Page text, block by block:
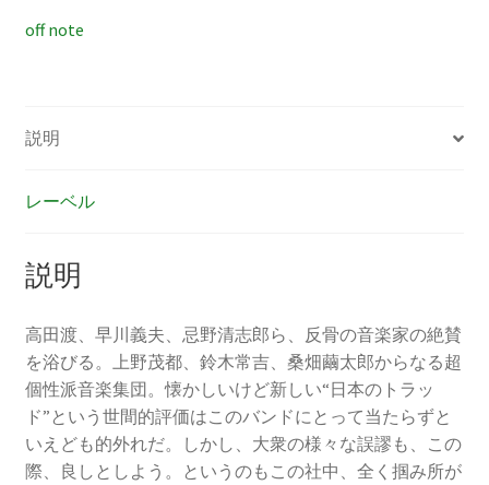
個
off note
説明
レーベル
説明
高田渡、早川義夫、忌野清志郎ら、反骨の音楽家の絶賛
を浴びる。上野茂都、鈴木常吉、桑畑繭太郎からなる超
個性派音楽集団。懐かしいけど新しい“日本のトラッ
ド”という世間的評価はこのバンドにとって当たらずと
いえども的外れだ。しかし、大衆の様々な誤謬も、この
際、良しとしよう。というのもこの社中、全く掴み所が